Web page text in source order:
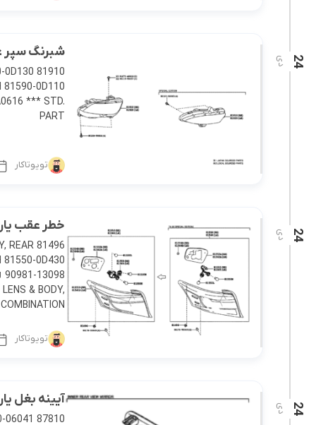
24 دی
شبرنگ سپر عقب
*** STD.
PART
تویوتاکار
24 دی
خطر عقب یاریس 2014
REAR
& BODY,
[…]
تویوتاکار
24 دی
آیینه بغل یاریس 2014